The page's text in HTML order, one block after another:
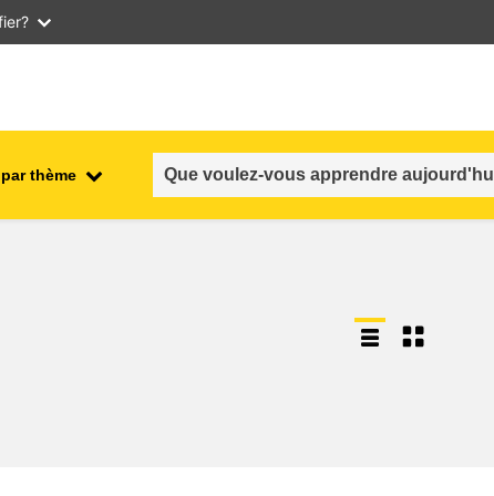
thème
salubrité et sécurité alimentaire